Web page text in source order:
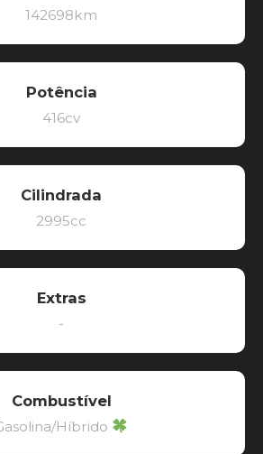
142698km
Potência
416cv
Cilindrada
2995cc
Extras
-
Combustível
Híbrido